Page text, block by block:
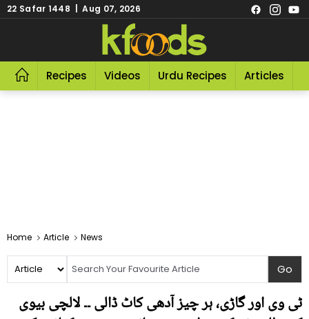
22 Safar 1448 | Aug 07, 2026
Recipes Videos Urdu Recipes Articles
Home Article News
ٹی وی اور گاڑی، ہر چیز آدھی کاٹ ڈالی ۔۔ لالچی بیوی